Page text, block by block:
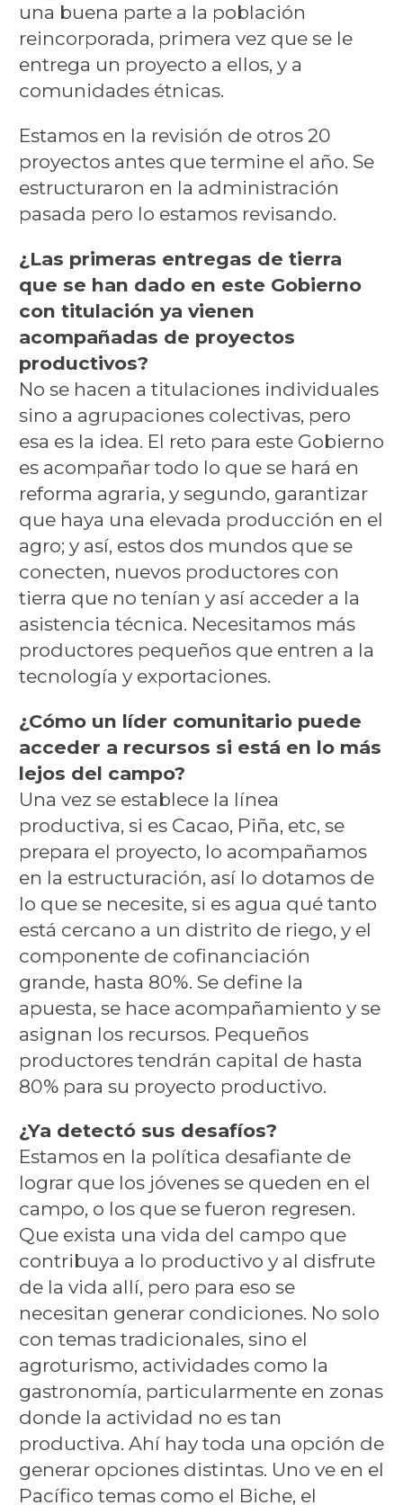
una buena parte a la población
reincorporada, primera vez que se le
entrega un proyecto a ellos, y a
comunidades étnicas.
Estamos en la revisión de otros 20
proyectos antes que termine el año. Se
estructuraron en la administración
pasada pero lo estamos revisando.
¿Las primeras entregas de tierra
que se han dado en este Gobierno
con titulación ya vienen
acompañadas de proyectos
productivos?
No se hacen a titulaciones individuales
sino a agrupaciones colectivas, pero
esa es la idea. El reto para este Gobierno
es acompañar todo lo que se hará en
reforma agraria, y segundo, garantizar
que haya una elevada producción en el
agro; y así, estos dos mundos que se
conecten, nuevos productores con
tierra que no tenían y así acceder a la
asistencia técnica. Necesitamos más
productores pequeños que entren a la
tecnología y exportaciones.
¿Cómo un líder comunitario puede
acceder a recursos si está en lo más
lejos del campo?
Una vez se establece la línea
productiva, si es Cacao, Piña, etc, se
prepara el proyecto, lo acompañamos
en la estructuración, así lo dotamos de
lo que se necesite, si es agua qué tanto
está cercano a un distrito de riego, y el
componente de cofinanciación
grande, hasta 80%. Se define la
apuesta, se hace acompañamiento y se
asignan los recursos. Pequeños
productores tendrán capital de hasta
80% para su proyecto productivo.
¿Ya detectó sus desafíos?
Estamos en la política desafiante de
lograr que los jóvenes se queden en el
campo, o los que se fueron regresen.
Que exista una vida del campo que
contribuya a lo productivo y al disfrute
de la vida allí, pero para eso se
necesitan generar condiciones. No solo
con temas tradicionales, sino el
agroturismo, actividades como la
gastronomía, particularmente en zonas
donde la actividad no es tan
productiva. Ahí hay toda una opción de
generar opciones distintas. Uno ve en el
Pacífico temas como el Biche, el